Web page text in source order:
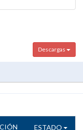
Descargas
ESTADO